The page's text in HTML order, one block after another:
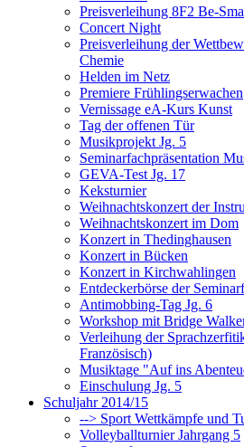
Preisverleihung 8F2 Be-
Concert Night
Preisverleihung der
Chemie
Helden im Netz
Premiere Frühlingserwachen
Vernissage eA-Kurs Kunst
Tag der offenen Tür
Musikprojekt Jg. 5
Seminarfachpräsentation
GEVA-Test Jg. 17
Keksturnier
Weihnachtskonzert der
Weihnachtskonzert im Dom
Konzert in Thedinghausen
Konzert in Bücken
Konzert in Kirchwahlingen
Entdeckerbörse der
Antimobbing-Tag Jg. 6
Workshop mit Bridge
Verleihung der
Französisch)
Musiktage "Auf ins
Einschulung Jg. 5
Schuljahr 2014/15
--> Sport Wettkämpfe und
Volleyballturnier Jahrgang 5